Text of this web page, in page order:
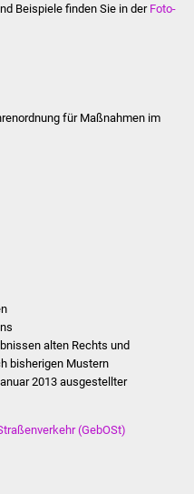
Selbsteintrag Vereine
Sommerwochen für
Beispiele finden Sie in der Foto-
für Maßnahmen im
alten Rechts und
bisherigen Mustern
2013 ausgestellter
(GebOSt)